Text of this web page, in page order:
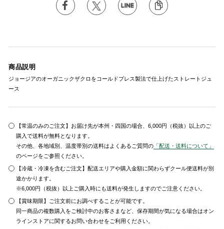
商品説明
ジョージアのオーガニックザクロをコールドプレス製法で仕上げたストレートジュ
ース
【常温のみのご注文】お届け先が本州・四国の場合、6,000円（税抜）以上のご
購入で送料が無料となります。
その他、各地域別、温度帯別の送料はよくあるご質問の 「配送・送料について」
のページをご参照ください。
【冷蔵・冷凍を含むご注文】配送エリアや購入金額に関わらずクール便送料が別
途かかります。
※6,000円（税抜）以上ご購入時にも送料が発生しますのでご注意ください。
【賞味期限】ご注文前にお調べすることが可能です。
同一商品の複数購入をご検討中のお客さまなど、保存期間が気になる場合はオン
ラインストアに関するお問い合わせをご利用ください。